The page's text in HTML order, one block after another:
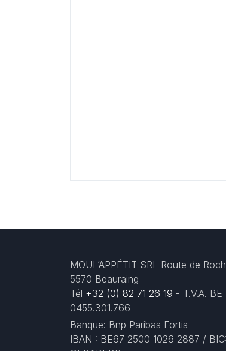
MOUL’APPÉTIT SRL Route de
5570 Beauraing
Tél +32 (0) 82 71 26 19 - T.V.A. BE
0455.301.766
Banque: Bnp Paribas Fortis
IBAN : BE67 2500 1026 2887 / BIC: